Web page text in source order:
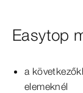
Easytop
a
elemeknél